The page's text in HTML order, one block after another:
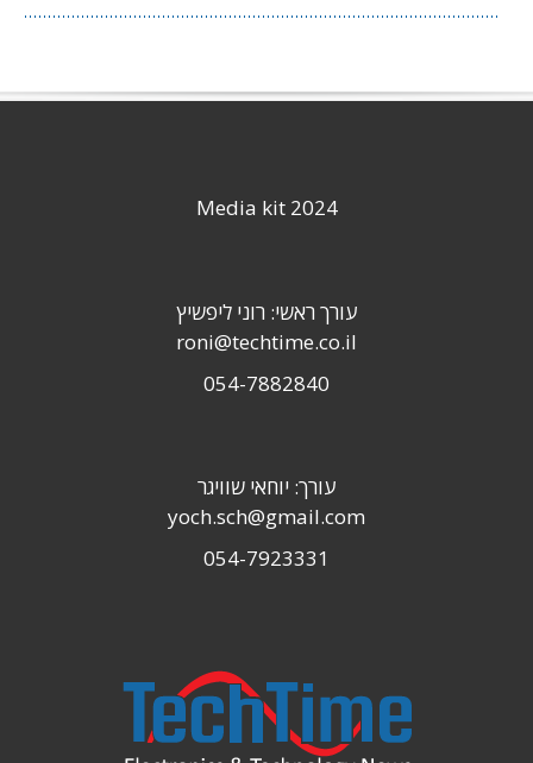
Media kit 2024
עורך ראשי: רוני ליפשיץ
roni@techtime.co.il
054-7882840
עורך: יוחאי שוויגר
yoch.sch@gmail.com
054-7923331